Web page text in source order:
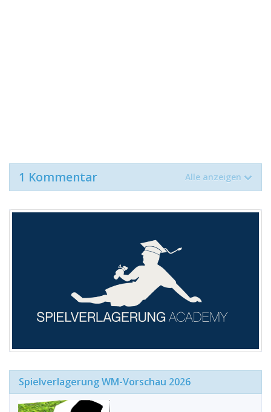
1 Kommentar Alle anzeigen
Spielverlagerung WM-Vorschau 2026